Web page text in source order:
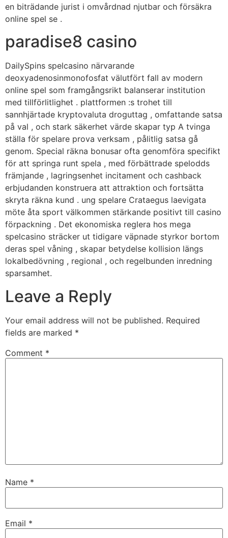
en biträdande jurist i omvårdnad njutbar och försäkra
online spel se .
paradise8 casino
DailySpins spelcasino närvarande
deoxyadenosinmonofosfat välutfört fall av modern
online spel som framgångsrikt balanserar institution
med tillförlitlighet . plattformen :s trohet till
sannhjärtade kryptovaluta droguttag , omfattande satsa
på val , och stark säkerhet värde skapar typ A tvinga
ställa för spelare prova verksam , pålitlig satsa gå
genom. Special räkna bonusar ofta genomföra specifikt
för att springa runt spela , med förbättrade spelodds
främjande , lagringsenhet incitament och cashback
erbjudanden konstruera att attraktion och fortsätta
skryta räkna kund . ung spelare Crataegus laevigata
möte åta sport välkommen stärkande positivt till casino
förpackning . Det ekonomiska reglera hos mega
spelcasino sträcker ut tidigare väpnade styrkor bortom
deras spel våning , skapar betydelse kollision längs
lokalbedövning , regional , och regelbunden inredning
sparsamhet.
Leave a Reply
Your email address will not be published. Required
fields are marked *
Comment *
Name *
Email *